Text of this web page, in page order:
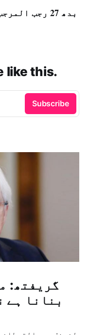
like this.
Subscribe
گریفتھ:
بنانا ہے